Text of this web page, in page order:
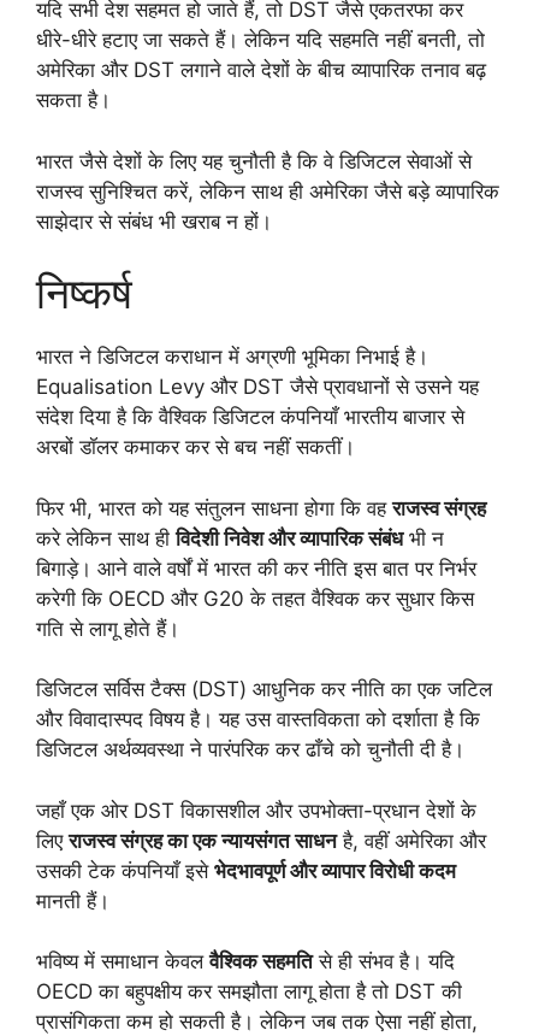
यदि सभी देश सहमत हो जाते हैं, तो DST जैसे एकतरफा कर
धीरे-धीरे हटाए जा सकते हैं। लेकिन यदि सहमति नहीं बनती, तो
अमेरिका और DST लगाने वाले देशों के बीच व्यापारिक तनाव बढ़
सकता है।
भारत जैसे देशों के लिए यह चुनौती है कि वे डिजिटल सेवाओं से
राजस्व सुनिश्चित करें, लेकिन साथ ही अमेरिका जैसे बड़े व्यापारिक
साझेदार से संबंध भी खराब न हों।
निष्कर्ष
भारत ने डिजिटल कराधान में अग्रणी भूमिका निभाई है।
Equalisation Levy और DST जैसे प्रावधानों से उसने यह
संदेश दिया है कि वैश्विक डिजिटल कंपनियाँ भारतीय बाजार से
अरबों डॉलर कमाकर कर से बच नहीं सकतीं।
फिर भी, भारत को यह संतुलन साधना होगा कि वहराजस्व संग्रह
करे लेकिन साथ हीविदेशी निवेश और व्यापारिक संबंधभी न
बिगाड़े। आने वाले वर्षों में भारत की कर नीति इस बात पर निर्भर
करेगी कि OECD और G20 के तहत वैश्विक कर सुधार किस
गति से लागू होते हैं।
डिजिटल सर्विस टैक्स (DST) आधुनिक कर नीति का एक जटिल
और विवादास्पद विषय है। यह उस वास्तविकता को दर्शाता है कि
डिजिटल अर्थव्यवस्था ने पारंपरिक कर ढाँचे को चुनौती दी है।
जहाँ एक ओर DST विकासशील और उपभोक्ता-प्रधान देशों के
लिएराजस्व संग्रह का एक न्यायसंगत साधनहै, वहीं अमेरिका और
उसकी टेक कंपनियाँ इसे भेदभावपूर्ण और व्यापार विरोधी कदम
मानती हैं।
भविष्य में समाधान केवलवैश्विक सहमतिसे ही संभव है। यदि
OECD का बहुपक्षीय कर समझौता लागू होता है तो DST की
प्रासंगिकता कम हो सकती है। लेकिन जब तक ऐसा नहीं होता,